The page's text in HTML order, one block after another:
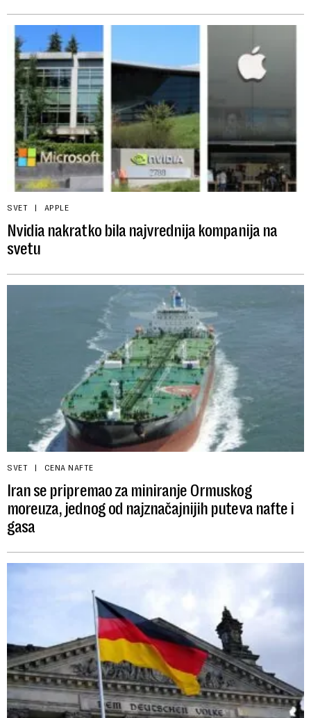
SVET APPLE
Nvidia nakratko bila najvrednija kompanija na
svetu
SVET CENA NAFTE
Iran se pripremao za miniranje Ormuskog
moreuza, jednog od najznačajnijih puteva nafte i
gasa